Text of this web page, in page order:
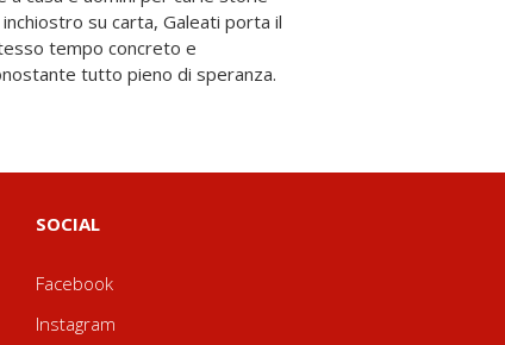
tutto pieno di speranza.
SOCIAL
Facebook
Instagram